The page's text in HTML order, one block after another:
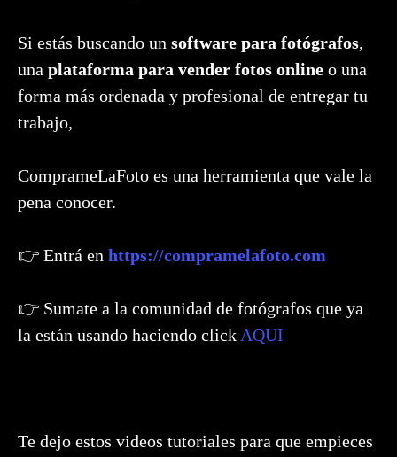
Si estás buscando un software para fotógrafos,
una plataforma para vender fotos online o una
forma más ordenada y profesional de entregar tu
trabajo,
ComprameLaFoto es una herramienta que vale la
pena conocer.
👉 Entrá en https://compramelafoto.com
👉 Sumate a la comunidad de fotógrafos que ya
la están usando haciendo click AQUI
Te dejo estos videos tutoriales para que empieces